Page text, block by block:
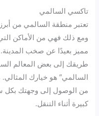
تاكسي السالمي
تعتبر منطقة السالمي من
ومع ذلك فهي من الأماكن
مميز بعيدًا عن صخب
طريقك إلى بعض المعالم
السالمي” هو خيارك
من الوصول إلى وجهتك بكل
كبيرة أثناء التنقل.